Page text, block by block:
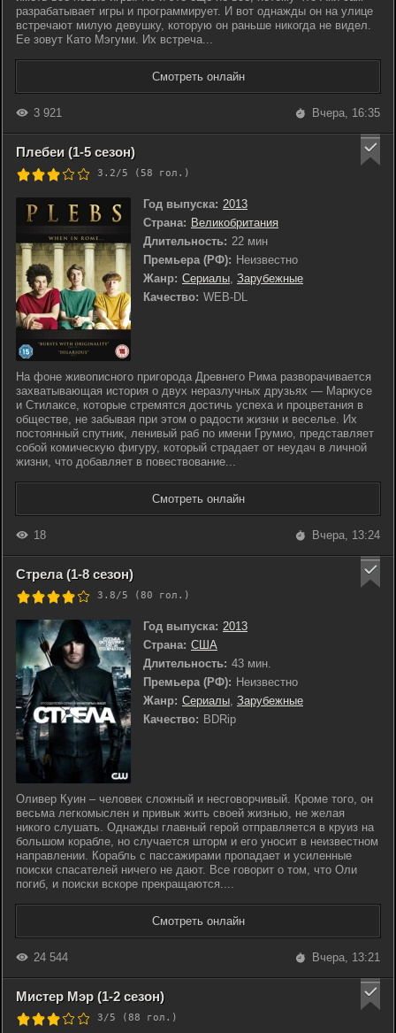
разрабатывает игры и программирует. И вот однажды он на улице
встречают милую девушку, которую он раньше никогда не видел.
Ее зовут Като Мэгуми. Их встреча...
Смотреть онлайн
3 921 Вчера, 16:35
Плебеи (1-5 сезон)
3.2/5 (58 гол.)
Год выпуска: 2013
Страна: Великобритания
Длительность: 22 мин
Премьера (РФ): Неизвестно
Жанр: Сериалы, Зарубежные
Качество: WEB-DL
На фоне живописного пригорода Древнего Рима разворачивается
захватывающая история о двух неразлучных друзьях — Маркусе
и Стилаксе, которые стремятся достичь успеха и процветания в
обществе, не забывая при этом о радости жизни и веселье. Их
постоянный спутник, ленивый раб по имени Грумио, представляет
собой комическую фигуру, который страдает от неудач в личной
жизни, что добавляет в повествование...
Смотреть онлайн
18 Вчера, 13:24
Стрела (1-8 сезон)
3.8/5 (80 гол.)
Год выпуска: 2013
Страна: США
Длительность: 43 мин.
Премьера (РФ): Неизвестно
Жанр: Сериалы, Зарубежные
Качество: BDRip
Оливер Куин – человек сложный и несговорчивый. Кроме того, он
весьма легкомыслен и привык жить своей жизнью, не желая
никого слушать. Однажды главный герой отправляется в круиз на
большом корабле, но случается шторм и его уносит в неизвестном
направлении. Корабль с пассажирами пропадает и усиленные
поиски спасателей ничего не дают. Все говорит о том, что Оли
погиб, и поиски вскоре прекращаются....
Смотреть онлайн
24 544 Вчера, 13:21
Мистер Мэр (1-2 сезон)
3/5 (88 гол.)